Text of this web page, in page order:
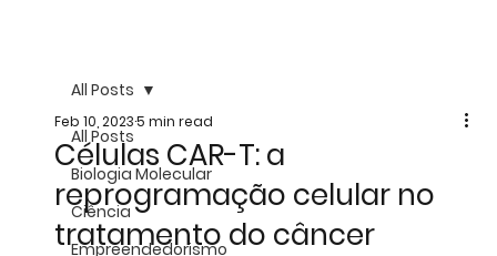
All Posts
Biologia Molecular
Ciência
Empreendedorismo
All Posts
Células CAR-T: a
reprogramação celular no
tratamento do câncer
Feb 10, 20235 min read